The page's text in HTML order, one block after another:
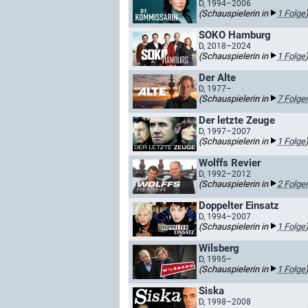
D, 1994–2006
(Schauspielerin in 1 Folge)
SOKO Hamburg
D, 2018–2024
(Schauspielerin in 1 Folge)
Der Alte
D, 1977–
(Schauspielerin in 7
Der letzte Zeuge
D, 1997–2007
(Schauspielerin in 1 Folge)
Wolffs Revier
D, 1992–2012
(Schauspielerin in 2
Doppelter Einsatz
D, 1994–2007
(Schauspielerin in 1 Folge)
Wilsberg
D, 1995–
(Schauspielerin in 1 Folge)
Siska
D, 1998–2008